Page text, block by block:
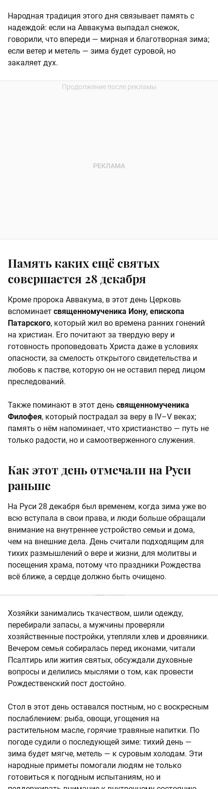
Народная традиция этого дня связывает память с
надеждой: если на Аввакума выпадал снежок,
говорили, что впереди — мирная и благотворная зима;
если ветер и метель — зима будет суровой, но
закаляет дух.
Память каких ещё святых
совершается 28 декабря
Кроме пророка Аввакума, в этот день Церковь
вспоминает священномученика Иону, епископа
Патарского, который жил во времена ранних гонений
на христиан. Его почитают за твердую веру и
готовность проповедовать Христа даже в условиях
опасности, за смелость открытого свидетельства и
любовь к пастве, которую он не оставил перед лицом
преследований.
Также поминают в этот день священномученика
Филофея, который пострадал за веру в IV–V веках;
память о нём напоминает, что христианство — путь не
только радости, но и самоотверженного служения.
Как этот день отмечали на Руси
раньше
На Руси 28 декабря был временем, когда зима уже во
всю вступала в свои права, и люди больше обращали
внимание на внутреннее устройство семьи и дома,
чем на внешние дела. День считали подходящим для
тихих размышлений о вере и жизни, для молитвы и
посещения храма, потому что праздники Рождества
всё ближе, а сердце должно быть очищено.
Хозяйки занимались ткачеством, шили одежду,
перебирали запасы, а мужчины проверяли
хозяйственные постройки, утепляли хлев и дровяники.
Вечером семья собиралась перед иконами, читали
Псалтирь или жития святых, обсуждали духовные
вопросы и делились мыслями о том, как провести
Рождественский пост достойно.
Стол в этот день оставался постным, но с воскресным
послаблением: рыба, овощи, угощения на
растительном масле, горячие травяные напитки. По
погоде судили о последующей зиме: тихий день —
зима будет мягче, метель — к суровым холодам. Эти
народные приметы помогали людям не только
готовиться к погодным испытаниям, но и